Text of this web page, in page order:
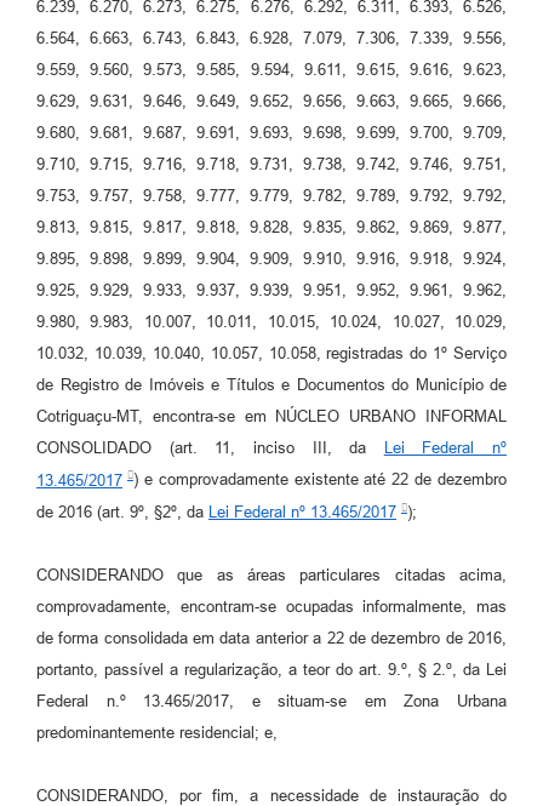
6.239, 6.270, 6.273, 6.275, 6.276, 6.292, 6.311, 6.393, 6.526,
6.564, 6.663, 6.743, 6.843, 6.928, 7.079, 7.306, 7.339, 9.556,
9.559, 9.560, 9.573, 9.585, 9.594, 9.611, 9.615, 9.616, 9.623,
9.629, 9.631, 9.646, 9.649, 9.652, 9.656, 9.663, 9.665, 9.666,
9.680, 9.681, 9.687, 9.691, 9.693, 9.698, 9.699, 9.700, 9.709,
9.710, 9.715, 9.716, 9.718, 9.731, 9.738, 9.742, 9.746, 9.751,
9.753, 9.757, 9.758, 9.777, 9.779, 9.782, 9.789, 9.792, 9.792,
9.813, 9.815, 9.817, 9.818, 9.828, 9.835, 9.862, 9.869, 9.877,
9.895, 9.898, 9.899, 9.904, 9.909, 9.910, 9.916, 9.918, 9.924,
9.925, 9.929, 9.933, 9.937, 9.939, 9.951, 9.952, 9.961, 9.962,
9.980, 9.983, 10.007, 10.011, 10.015, 10.024, 10.027, 10.029,
10.032, 10.039, 10.040, 10.057, 10.058, registradas do 1º Serviço
de Registro de Imóveis e Títulos e Documentos do Município de
Cotriguaçu-MT, encontra-se em NÚCLEO URBANO INFORMAL
CONSOLIDADO (art. 11, inciso III, da
Lei Federal nº
13.465/2017
) e comprovadamente existente até 22 de dezembro
de 2016 (art. 9º, §2º, da
Lei Federal nº 13.465/2017 );
CONSIDERANDO que as áreas particulares citadas acima,
comprovadamente, encontram-se ocupadas informalmente, mas
de forma consolidada em data anterior a 22 de dezembro de 2016,
portanto, passível a regularização, a teor do art. 9.º, § 2.º, da Lei
Federal n.º 13.465/2017, e situam-se em Zona Urbana
predominantemente residencial; e,
CONSIDERANDO, por fim, a necessidade de instauração do